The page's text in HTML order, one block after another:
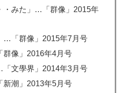
・みた」…「群像」2015年
…「群像」2015年7月号
群像」2016年4月号
「文學界」2014年3月号
新潮」2013年5月号